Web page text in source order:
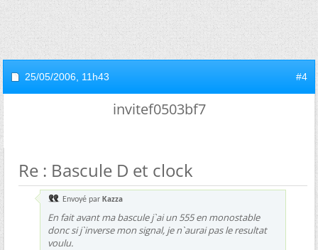
25/05/2006, 11h43 #4
invitef0503bf7
Re : Bascule D et clock
Envoyé par Kazza
En fait avant ma bascule j`ai un 555 en monostable
donc si j`inverse mon signal, je n`aurai pas le resultat
voulu.